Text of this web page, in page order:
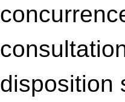
disposition